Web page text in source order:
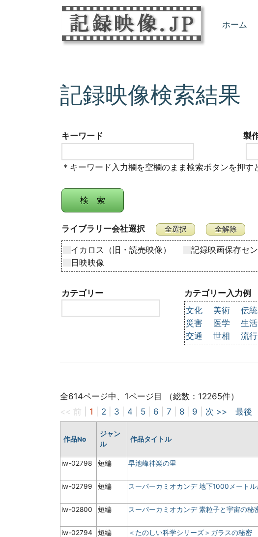
ホーム
記録映像検索結果
キーワード
製
＊キーワード入力欄を空欄のまま検索ボタンを押
ライブラリー会社選択
イカロス（旧・読売映像） 記録映画保存セ
日映映像
カテゴリー
カテゴリー入力例
文化
美術 伝統
災害
医学 生活
交通
世相 流行
全614ページ中、1ページ目 （総数：12265件）
<< 前
1 2 3 4 5 6 7 8 9 次 >> 最後
作品No
ジャン
ル
作品タイトル
iw-02798 短編 早池峰神楽の里
iw-02799 短編 スーパーカミオカンデ 地下1000メートル
iw-02800 短編 スーパーカミオカンデ 素粒子と宇宙の秘
iw-02794 短編 ＜たのしい科学シリーズ＞ガラスの秘密